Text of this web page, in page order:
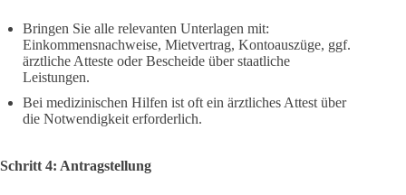
Bringen Sie alle relevanten Unterlagen mit:
Einkommensnachweise, Mietvertrag, Kontoauszüge, ggf.
ärztliche Atteste oder Bescheide über staatliche
Leistungen.
Bei medizinischen Hilfen ist oft ein ärztliches Attest über
die Notwendigkeit erforderlich.
Schritt 4: Antragstellung